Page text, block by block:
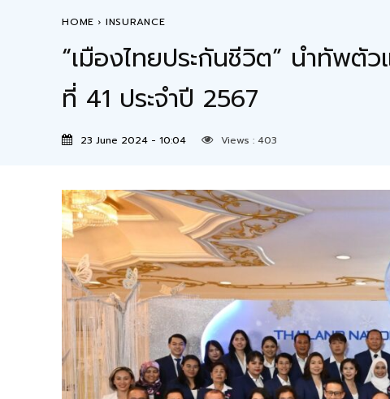
HOME INSURANCE
“เมืองไทยประกันชีวิต” นำทัพ
ที่ 41 ประจำปี 2567
23 June 2024 - 10:04 Views : 403